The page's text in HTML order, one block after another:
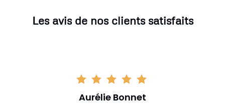
Les avis de nos clients satisfaits
Aurélie Bonnet